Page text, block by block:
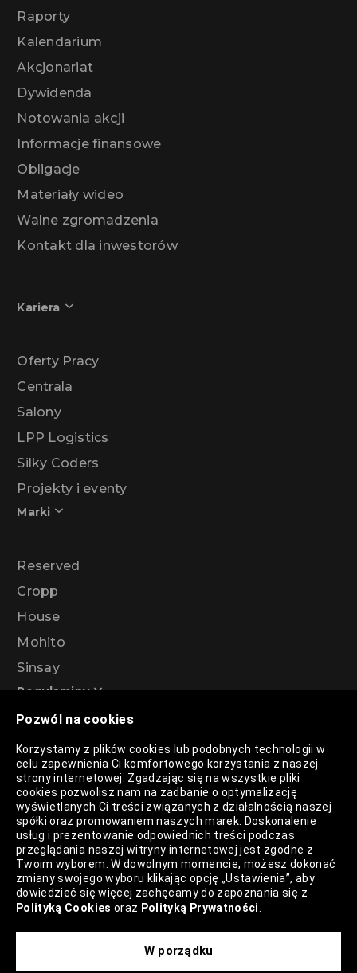
Pozwól na cookies
Korzystamy z plików cookies lub podobnych technologii w
celu zapewnienia Ci komfortowego korzystania z naszej
strony internetowej. Zgadzając się na wszystkie pliki
cookies pozwolisz nam na zadbanie o optymalizację
wyświetlanych Ci treści związanych z działalnością naszej
spółki oraz promowaniem naszych marek. Doskonalenie
usług i prezentowanie odpowiednich treści podczas
przeglądania naszej witryny internetowej jest zgodne z
Twoim wyborem. W dowolnym momencie, możesz dokonać
zmiany swojego wyboru klikając opcję „Ustawienia”, aby
dowiedzieć się więcej zachęcamy do zapoznania się z
Polityką Cookies oraz Polityką Prywatności
W porządku
Raporty
Kalendarium
Akcjonariat
Dywidenda
Notowania akcji
Informacje finansowe
Obligacje
Materiały wideo
Walne zgromadzenia
Kontakt dla inwestorów
Kariera
Oferty Pracy
Centrala
Salony
LPP Logistics
Silky Coders
Projekty i eventy
Marki
Reserved
Cropp
House
Mohito
Sinsay
Regulaminy
Regulamin akcji promocyjnej – Program
rabatowy 99%
Polityka Prywatności
Polityka Plików Cookies
Lista Plików Cookies
Lista Zaufanych Partnerów
Ustawienia Cookies